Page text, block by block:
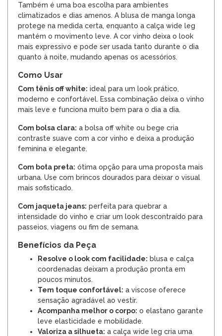
Também é uma boa escolha para ambientes
climatizados e dias amenos. A blusa de manga longa
protege na medida certa, enquanto a calça wide leg
mantém o movimento leve. A cor vinho deixa o look
mais expressivo e pode ser usada tanto durante o dia
quanto à noite, mudando apenas os acessórios.
Como Usar
Com tênis off white: ideal para um look prático,
moderno e confortável. Essa combinação deixa o vinho
mais leve e funciona muito bem para o dia a dia.
Com bolsa clara: a bolsa off white ou bege cria
contraste suave com a cor vinho e deixa a produção
feminina e elegante.
Com bota preta: ótima opção para uma proposta mais
urbana. Use com brincos dourados para deixar o visual
mais sofisticado.
Com jaqueta jeans: perfeita para quebrar a
intensidade do vinho e criar um look descontraído para
passeios, viagens ou fim de semana.
Benefícios da Peça
Resolve o look com facilidade: blusa e calça
coordenadas deixam a produção pronta em
poucos minutos.
Tem toque confortável: a viscose oferece
sensação agradável ao vestir.
Acompanha melhor o corpo: o elastano garante
leve elasticidade e mobilidade.
Valoriza a silhueta: a calça wide leg cria uma